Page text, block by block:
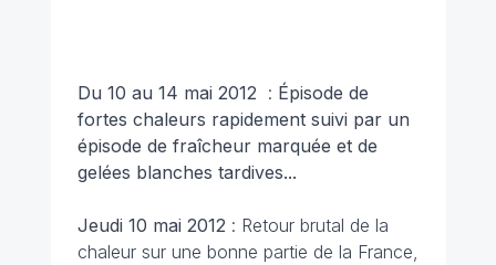
Du 10 au 14 mai 2012 : Épisode de
fortes chaleurs rapidement suivi par un
épisode de fraîcheur marquée et de
gelées blanches tardives...
Jeudi 10 mai 2012 : Retour brutal de la
chaleur sur une bonne partie de la France,